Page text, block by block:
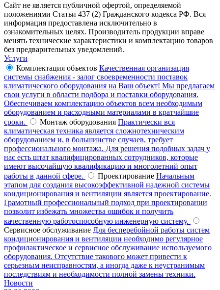
Сайт не является публичной офертой, определяемой
положениями Статьи 437 (2) Гражданского кодекса РФ. Вся
информация предоставлена исключительно в
ознакомительных целях. Производитель продукции вправе
менять технические характеристики и комплектацию товаров
без предварительных уведомлений.
Услуги
Комплектация объектов Качественная организация
системы снабжения - залог своевременности поставок
климатического оборудования на Ваш объект! Мы предлагаем
свои услуги в области подбора и поставки оборудования.
Обеспечиваем комплектацию объектов всем необходимым
оборудованием и расходными материалами в кратчайшие
сроки.
Монтаж оборудования Практически вся
климатическая техника является сложнотехническим
оборудованием и, в большинстве случаев, требует
профессионального монтажа. Для решения подобных задач у
нас есть штат квалифицированных сотрудников, которые
имеют высочайшую квалификацию и многолетний опыт
работы в данной сфере.
Проектирование Начальным
этапом для создания высокоэффективной надежной системы
кондиционирования и вентиляции является проектирование.
Грамотный профессиональный подход при проектировании
позволит избежать множества ошибок и получить
качественную работоспособную инженерную систему.
Сервисное обслуживание Для бесперебойной работы систем
кондиционирования и вентиляции необходимо регулярное
профилактическое и сервисное обслуживание используемого
оборудования. Отсутствие такового может привести к
серьезным неисправностям, а иногда даже к неустранимым
последствиям и необходимости полной замены техники.
Новости